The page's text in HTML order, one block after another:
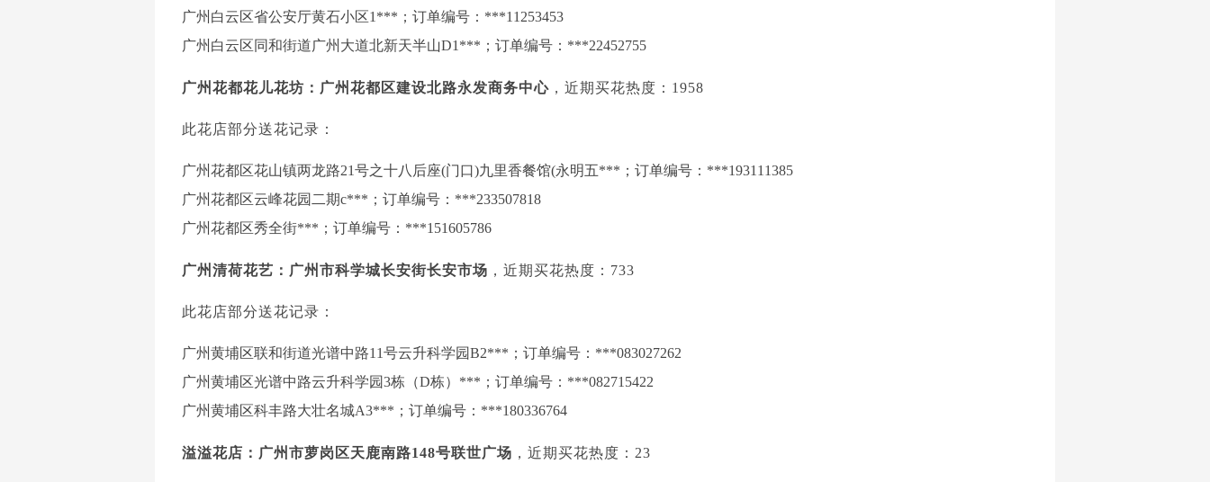
广州白云区省公安厅黄石小区1***；订单编号：***11253453
广州白云区同和街道广州大道北新天半山D1***；订单编号：***22452755
广州花都花儿花坊：广州花都区建设北路永发商务中心 ，近期买花热度：1958
此花店部分送花记录：
广州花都区花山镇两龙路21号之十八后座(门口)九里香餐馆(永明五***；订单编号：***193111385
广州花都区云峰花园二期c***；订单编号：***233507818
广州花都区秀全街***；订单编号：***151605786
广州清荷花艺：广州市科学城长安街长安市场 ，近期买花热度：733
此花店部分送花记录：
广州黄埔区联和街道光谱中路11号云升科学园B2***；订单编号：***083027262
广州黄埔区光谱中路云升科学园3栋（D栋）***；订单编号：***082715422
广州黄埔区科丰路大壮名城A3***；订单编号：***180336764
溢溢花店：广州市萝岗区天鹿南路148号联世广场 ，近期买花热度：23